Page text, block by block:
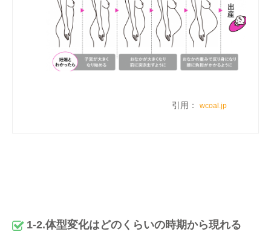
引用： wcoal.jp
1-2.体型変化はどのくらいの時期から現れる